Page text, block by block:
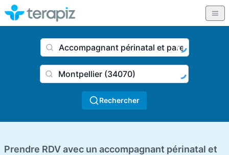
Nom du praticien, profession
Ville
Rechercher
Prendre RDV avec un accompagnant périnatal et